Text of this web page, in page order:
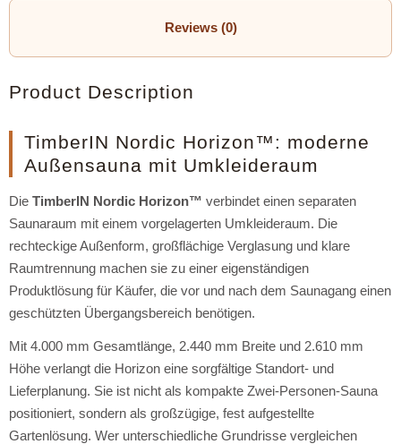
Reviews (0)
Product Description
TimberIN Nordic Horizon™: moderne
Außensauna mit Umkleideraum
Die TimberIN Nordic Horizon™ verbindet einen separaten
Saunaraum mit einem vorgelagerten Umkleideraum. Die
rechteckige Außenform, großflächige Verglasung und klare
Raumtrennung machen sie zu einer eigenständigen
Produktlösung für Käufer, die vor und nach dem Saunagang einen
geschützten Übergangsbereich benötigen.
Mit 4.000 mm Gesamtlänge, 2.440 mm Breite und 2.610 mm
Höhe verlangt die Horizon eine sorgfältige Standort- und
Lieferplanung. Sie ist nicht als kompakte Zwei-Personen-Sauna
positioniert, sondern als großzügige, fest aufgestellte
Gartenlösung. Wer unterschiedliche Grundrisse vergleichen